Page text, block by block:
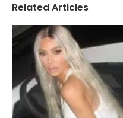
Related Articles